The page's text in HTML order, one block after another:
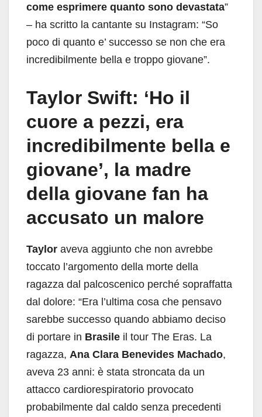
come esprimere quanto sono devastata”
– ha scritto la cantante su Instagram: “So
poco di quanto e’ successo se non che era
incredibilmente bella e troppo giovane”.
Taylor Swift: ‘Ho il
cuore a pezzi, era
incredibilmente bella e
giovane’, la madre
della giovane fan ha
accusato un malore
Taylor aveva aggiunto che non avrebbe
toccato l’argomento della morte della
ragazza dal palcoscenico perché sopraffatta
dal dolore: “Era l’ultima cosa che pensavo
sarebbe successo quando abbiamo deciso
di portare in Brasile il tour The Eras. La
ragazza, Ana Clara Benevides Machado,
aveva 23 anni: è stata stroncata da un
attacco cardiorespiratorio provocato
probabilmente dal caldo senza precedenti